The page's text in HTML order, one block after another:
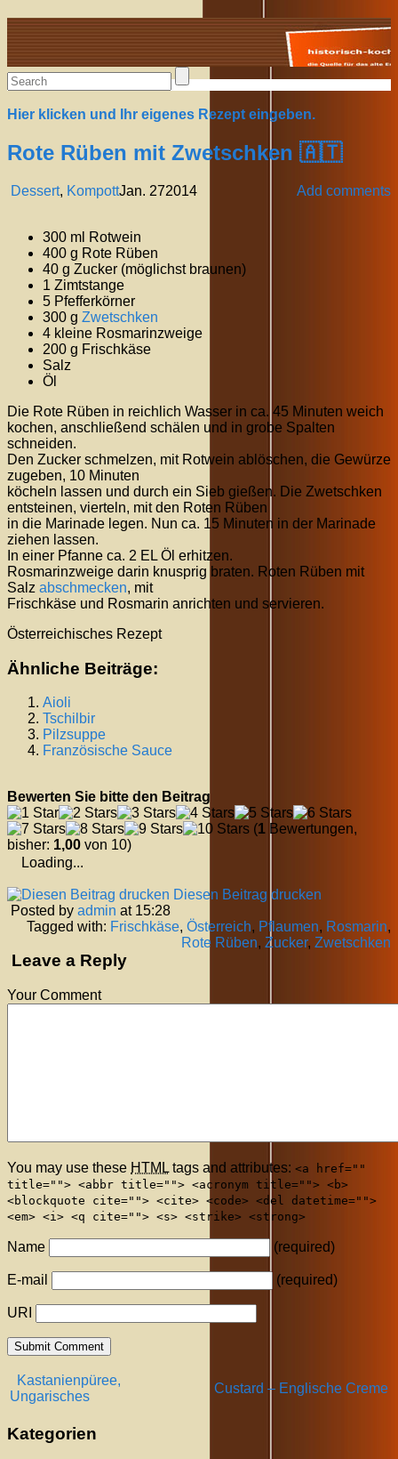
Alte Rezepte online
Hier klicken und Ihr eigenes Rezept eingeben.
Rote Rüben mit Zwetschken 🇦🇹
Dessert, Kompott Add comments
Jan. 272014
300 ml Rotwein
400 g Rote Rüben
40 g Zucker (möglichst braunen)
1 Zimtstange
5 Pfefferkörner
300 g Zwetschken
4 kleine Rosmarinzweige
200 g Frischkäse
Salz
Öl
Die Rote Rüben in reichlich Wasser in ca. 45 Minuten weich
kochen, anschließend schälen und in grobe Spalten
schneiden.
Den Zucker schmelzen, mit Rotwein ablöschen, die Gewürze
zugeben, 10 Minuten
köcheln lassen und durch ein Sieb gießen. Die Zwetschken
entsteinen, vierteln, mit den Roten Rüben
in die Marinade legen. Nun ca. 15 Minuten in der Marinade
ziehen lassen.
In einer Pfanne ca. 2 EL Öl erhitzen.
Rosmarinzweige darin knusprig braten. Roten Rüben mit
Salz abschmecken, mit
Frischkäse und Rosmarin anrichten und servieren.
Österreichisches Rezept
Ähnliche Beiträge:
Aioli
Tschilbir
Pilzsuppe
Französische Sauce
Bewerten Sie bitte den Beitrag
(1 Bewertungen,
bisher: 1,00 von 10)
Loading...
Diesen Beitrag drucken
Posted by admin at 15:28
Tagged with: Frischkäse, Österreich, Pflaumen, Rosmarin,
Rote Rüben, Zucker, Zwetschken
Leave a Reply
Your Comment
You may use these HTML tags and attributes: <a href=""
title=""> <abbr title=""> <acronym title=""> <b>
<blockquote cite=""> <cite> <code> <del datetime="">
<em> <i> <q cite=""> <s> <strike> <strong>
Name (required)
E-mail (required)
URI
Kastanienpüree,
Ungarisches
Custard – Englische Creme
Kategorien